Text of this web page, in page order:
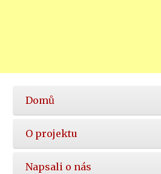
Hlavní
nabídka
Domů
O projektu
Napsali o nás